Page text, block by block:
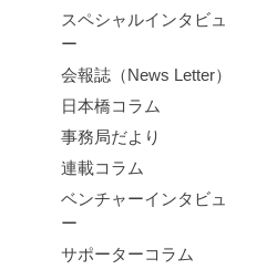
スペシャルインタビュ
ー
会報誌（News Letter）
日本橋コラム
事務局だより
連載コラム
ベンチャーインタビュ
ー
サポーターコラム